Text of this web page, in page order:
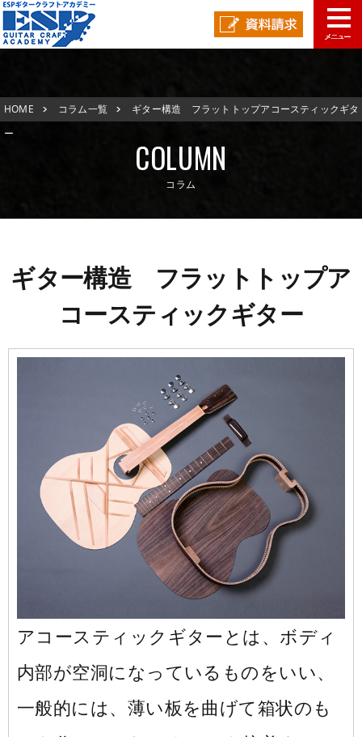
メッセージ ESPヒストリー 学校の特長
学科コース
よくある質問
イベント 学生作品 来校アーティスト
アーティストメッセージ 講師の腕自慢
各校紹介
お問い合わせ
HOME コラム一覧
ギター構造 フラットトップアコースティックギタ
ー
COLUMN
コラム
ギター構造 フラットトップア
コースティックギター
アコースティックギターとは、ボディ
内部が空洞になっているものをいい、
一般的には、薄い板を曲げて箱状のも